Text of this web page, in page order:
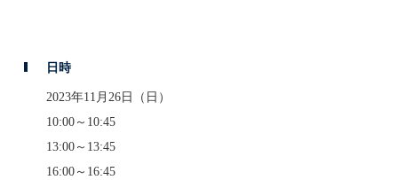
日時
2023年11月26日（日）
10:00～10:45
13:00～13:45
16:00～16:45